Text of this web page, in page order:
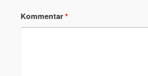
Kommentar *